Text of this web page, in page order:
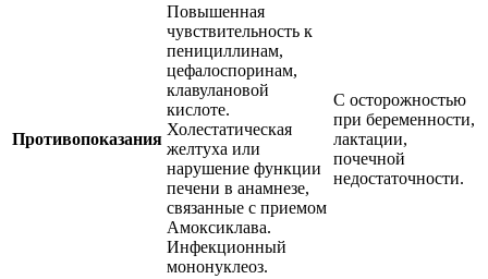
Противопоказания
Повышенная
чувствительность к
пенициллинам,
цефалоспоринам,
клавулановой
кислоте.
Холестатическая
желтуха или
нарушение функции
печени в анамнезе,
связанные с приемом
Амоксиклава.
Инфекционный
мононуклеоз.
С осторожностью
при беременности,
лактации,
почечной
недостаточности.